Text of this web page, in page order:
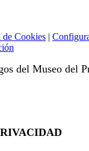
de Cookies |
del Museo del